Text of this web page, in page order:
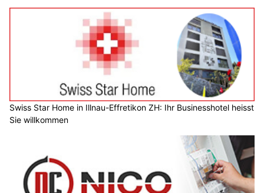
Swiss Star Home in Illnau-Effretikon ZH: Ihr Businesshotel heisst
Sie willkommen